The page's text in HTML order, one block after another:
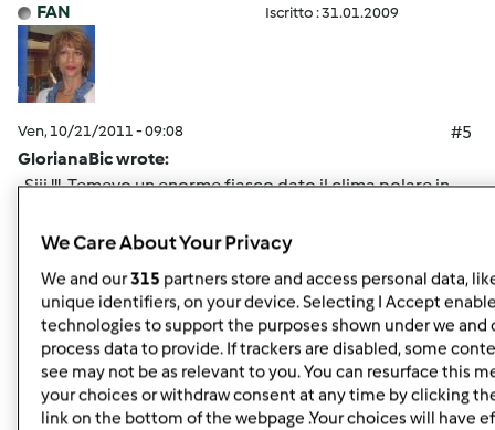
FAN Iscritto : 31.01.2009
Ven, 10/21/2011 - 09:08
#5
GlorianaBic wrote:
Siii !!! Temevo un enorme fiasco dato il clima polare in
sono riuscita a fare la 1° pizza. Forse l'ho stesa un po'
pezzetto di focaccia al rosmarino e quindi era un po'
bassa e croccante ma il sapore...super!!!! Magari doveva
anche ri-lievitare un pochino ma ormai era ora di cenare
e i lupi qui avevan fame !
Se è piaciuta a mio figlio =
prova superata! W la PM !
We Care About Your Privacy
We and our315 partners store and access personal data,
unique identifiers, on your device. Selecting I Accept
technologies to support the purposes shown under we and
process data to provide. If trackers are disabled, some
see may not be as relevant to you. You can resurface this
your choices or withdraw consent at any time by clicking
link on the bottom of the webpage .Your choices will have